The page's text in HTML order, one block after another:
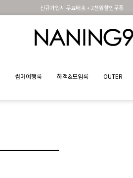
휴면 해제시 무료배송쿠폰
썸머여행룩 하객&모임룩 OUTER